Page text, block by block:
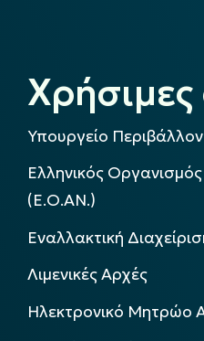
Χρήσιμες
Υπουργείο
Ελληνικός
(Ε.Ο.ΑΝ.)
Εναλλακτική
Λιμενικές Αρχές
Ηλεκτρονικό Μητρώο